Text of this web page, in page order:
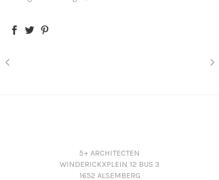
5+ ARCHITECTEN
WINDERICKXPLEIN 12 BUS 3
1652 ALSEMBERG